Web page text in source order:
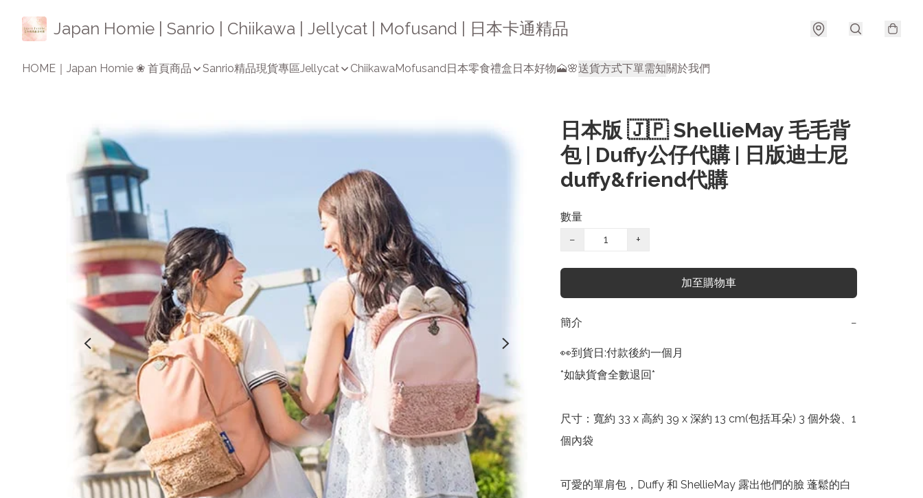
Japan Homie | Sanrio | Chiikawa | Jellycat | Mofusand | 日本卡通精品
HOME｜Japan Homie ❀ 首頁商品 Sanrio精品現貨專區Jellycat ChiikawaMofusand日本零食禮盒日本好物🗻🌸送貨方式下單需知關於我們
日本版 🇯🇵 ShellieMay 毛毛背
包 | Duffy公仔代購 | 日版迪士尼
duffy&friend代購
數量
−
+
加至購物車
簡介 −
👀到貨日:付款後約一個月
*如缺貨會全數退回*
尺寸：寬約 33 x 高約 39 x 深約 13 cm(包括耳朵) 3 個外袋、1
個內袋
可愛的單肩包，Duffy 和 ShellieMay 露出他們的臉 蓬鬆的白